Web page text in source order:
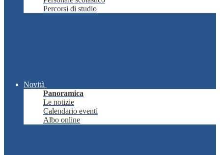
Percorsi di studio
Novità
Panoramica
Le notizie
Calendario eventi
Albo online